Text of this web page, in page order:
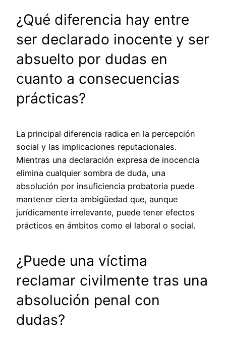
¿Qué diferencia hay entre
ser declarado inocente y ser
absuelto por dudas en
cuanto a consecuencias
prácticas?
La principal diferencia radica en la percepción
social y las implicaciones reputacionales.
Mientras una declaración expresa de inocencia
elimina cualquier sombra de duda, una
absolución por insuficiencia probatoria puede
mantener cierta ambigüedad que, aunque
jurídicamente irrelevante, puede tener efectos
prácticos en ámbitos como el laboral o social.
¿Puede una víctima
reclamar civilmente tras una
absolución penal con
dudas?